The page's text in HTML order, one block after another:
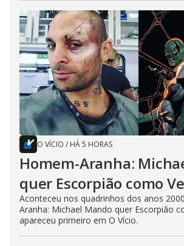
O VÍCIO / HÁ 5 HORAS
Homem-Aranha:
quer Escorpião como
Aconteceu nos quadrinhos dos anos
Aranha: Michael Mando quer Escorpião
apareceu primeiro em O Vício.